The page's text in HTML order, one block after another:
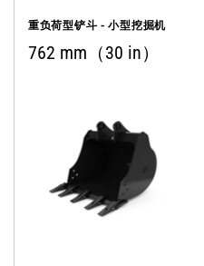
重负荷型铲斗 - 小型挖掘机
762 mm（30 in）